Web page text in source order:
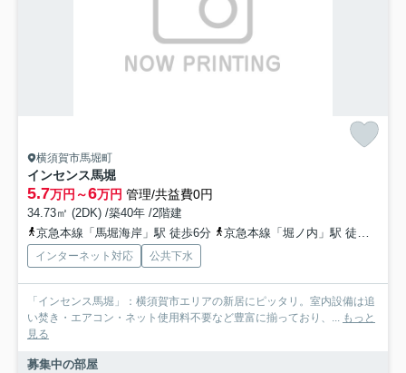
横須賀市馬堀町
インセンス馬堀
5.7万円～6万円 管理/共益費0円
34.73㎡ (2DK) /築40年 /2階建
京急本線「馬堀海岸」駅 徒歩6分
京急本線「堀ノ内」駅 徒歩27分
インターネット対応 公共下水
「インセンス馬堀」：横須賀市エリアの新居にピッタリ。室内設備は追
い焚き・エアコン・ネット使用料不要など豊富に揃っており、... もっと
見る
募集中の部屋